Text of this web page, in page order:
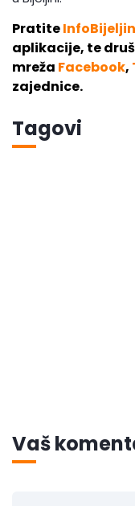
Pratite
aplikacije, te
mreža Facebook,
zajednice.
Tagovi
Vaš